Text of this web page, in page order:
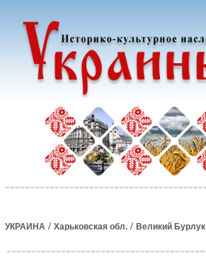
УКРАИНА / Харьковская обл. / Великий Бурлук